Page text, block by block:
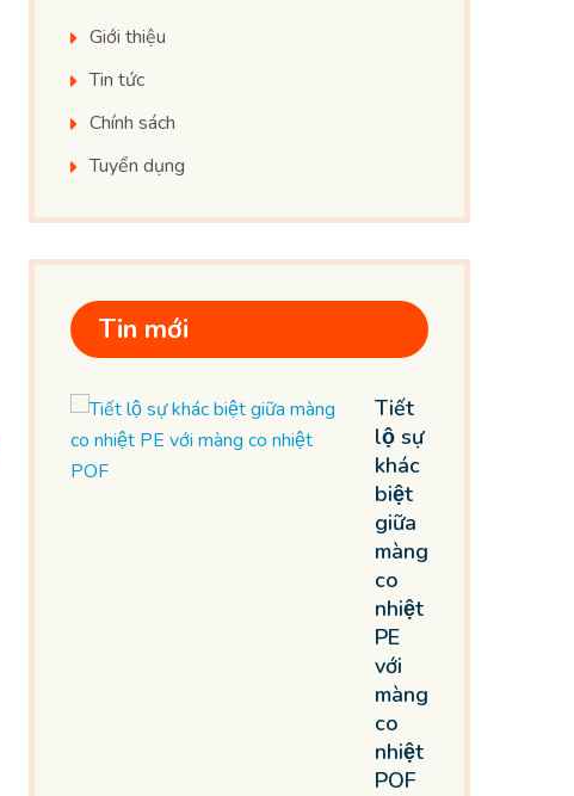
Giới thiệu
Tin tức
Chính sách
Tuyển dụng
Tin mới
Tiết
lộ sự
khác
biệt
giữa
màng
co
nhiệt
PE
với
màng
co
nhiệt
POF